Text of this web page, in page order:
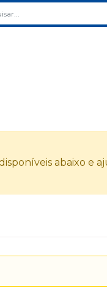
abaixo e